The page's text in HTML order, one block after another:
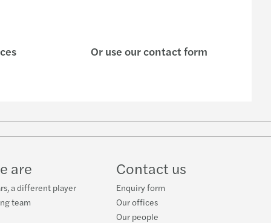
Or use our contact form
are
a different player
team
Contact us
Enquiry form
Our offices
Our people